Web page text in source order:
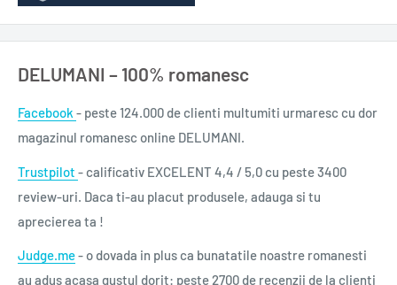
DELUMANI – 100% romanesc
Facebook - peste 124.000 de clienti multumiti urmaresc cu dor
magazinul romanesc online DELUMANI.
Trustpilot - calificativ EXCELENT 4,4 / 5,0 cu peste 3400
review-uri. Daca ti-au placut produsele, adauga si tu
aprecierea ta !
Judge.me- o dovada in plus ca bunatatile noastre romanesti
au adus acasa gustul dorit: peste 2700 de recenzii de la clienti